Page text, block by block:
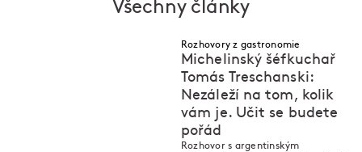
Všechny články
Rozhovory z gastronomie
Michelinský šéfkuchař
Tomás Treschanski:
Nezáleží na tom, kolik
vám je. Učit se budete
pořád
Rozhovor s argentinským